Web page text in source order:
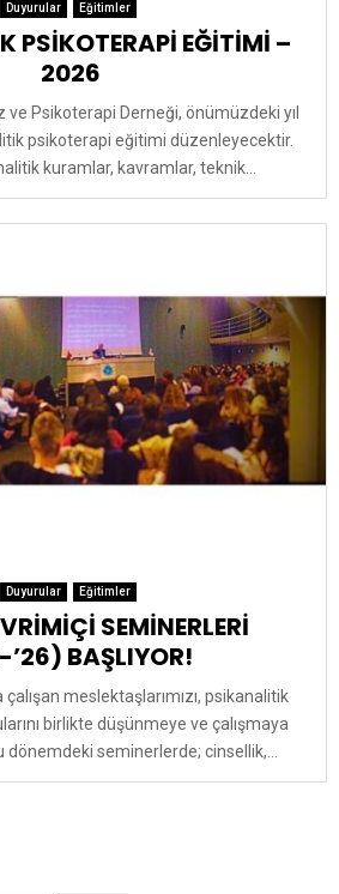
Duyurular Eğitimler
PSİKOTERAPİ EĞİTİMİ –
2026
Psikoterapi Derneği, önümüzdeki yıl
psikoterapi eğitimi düzenleyecektir.
kuramlar, kavramlar, teknik...
Duyurular Eğitimler
SEMİNERLERİ
’26) BAŞLIYOR!
çalışan meslektaşlarımızı, psikanalitik
birlikte düşünmeye ve çalışmaya
seminerlerde; cinsellik,...